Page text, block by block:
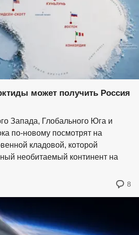
может получить Россия
Запада, Глобального Юга и
по-новому посмотрят на
кладовой, которой
необитаемый континент на
8